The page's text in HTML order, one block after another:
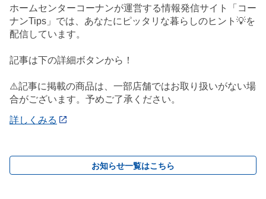
ホームセンターコーナンが運営する情報発信サイト「コー
ナンTips」では、あなたにピッタリな暮らしのヒント💡を
配信しています。
記事は下の詳細ボタンから！
⚠️記事に掲載の商品は、一部店舗ではお取り扱いがない場
合がございます。予めご了承ください。
詳しくみる
お知らせ一覧はこちら